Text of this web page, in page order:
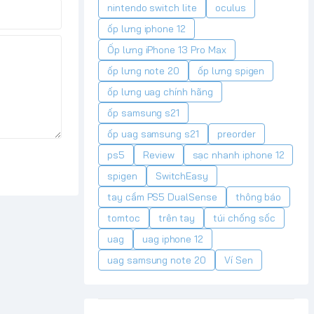
nintendo switch lite
oculus
ốp lưng iphone 12
Ốp lưng iPhone 13 Pro Max
ốp lưng note 20
ốp lưng spigen
ốp lưng uag chính hãng
ốp samsung s21
ốp uag samsung s21
preorder
ps5
Review
sạc nhanh iphone 12
spigen
SwitchEasy
tay cầm PS5 DualSense
thông báo
tomtoc
trên tay
túi chống sốc
uag
uag iphone 12
uag samsung note 20
Ví Sen